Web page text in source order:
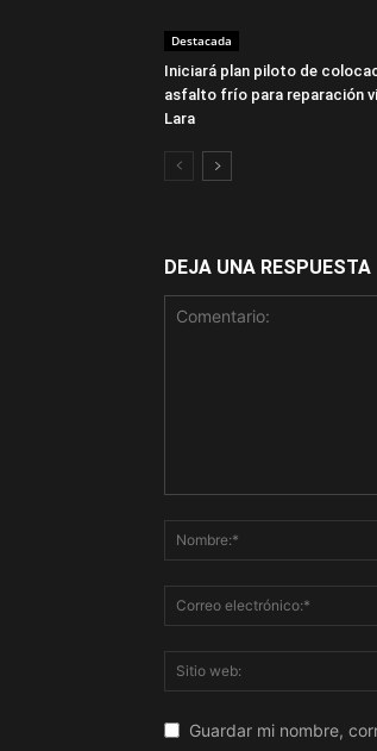
Destacada
Iniciará plan piloto de
asfalto frío para reparación
Lara
DEJA UNA RESPUESTA
Guardar mi nombre,